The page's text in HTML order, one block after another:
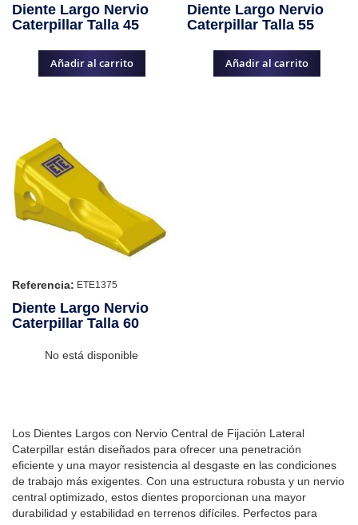
Diente Largo Nervio
Caterpillar Talla 45
Añadir al carrito
Diente Largo Nervio
Caterpillar Talla 55
Añadir al carrito
Referencia: ETE1375
Diente Largo Nervio
Caterpillar Talla 60
No está disponible
Los Dientes Largos con Nervio Central de Fijación Lateral
Caterpillar están diseñados para ofrecer una penetración
eficiente y una mayor resistencia al desgaste en las condiciones
de trabajo más exigentes. Con una estructura robusta y un nervio
central optimizado, estos dientes proporcionan una mayor
durabilidad y estabilidad en terrenos difíciles. Perfectos para